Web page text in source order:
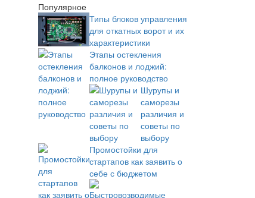
Популярное
Типы блоков управления
для откатных ворот и их
характеристики
Этапы остекления
балконов и лоджий:
полное руководство
Шурупы и
саморезы
различия и
советы по
выбору
Промостойки для
стартапов как заявить о
себе с бюджетом